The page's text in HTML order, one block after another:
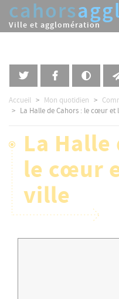
Aller
contenu
cahors
Ville et agglomération
Accueil Mon quotidien
La Halle de Cahors : le cœur et
La Halle
le cœur
ville